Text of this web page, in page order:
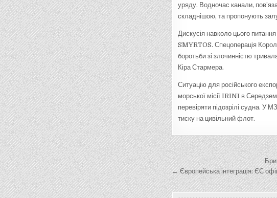
уряду. Водночас канали,
складнішою, та пропонують
Дискусія навколо цього
SMYRTOS. Спецоперація
боротьби зі злочинністю
Кіра Стармера.
Ситуацію для російського
морської місії IRINI в
перевіряти підозрілі судна. У
тиску на цивільний флот.
Навігація
записів
← Європейська інтеграція: ЄС